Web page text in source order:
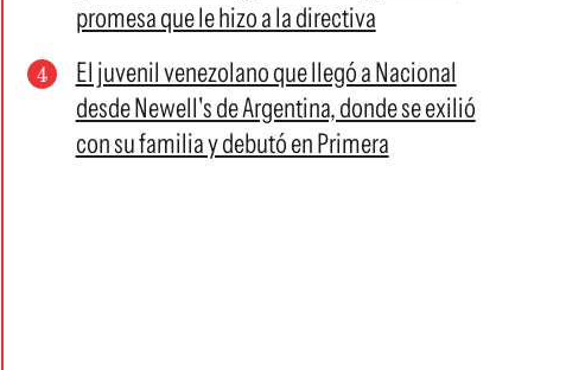
promesa que le hizo a la directiva
El juvenil venezolano que llegó a Nacional
desde Newell's de Argentina, donde se exilió
con su familia y debutó en Primera